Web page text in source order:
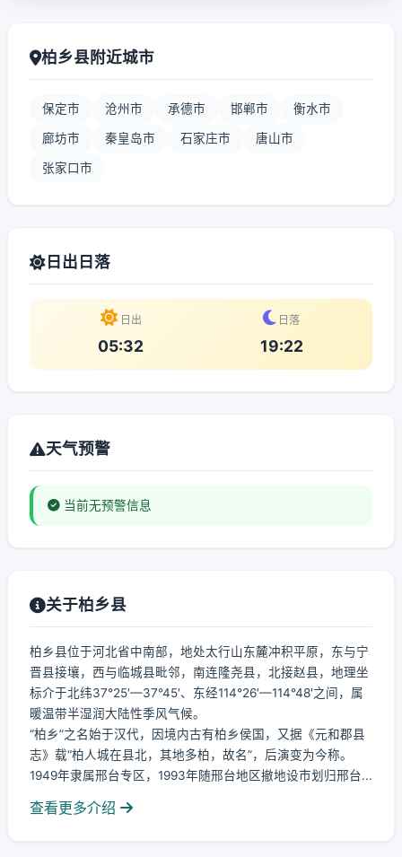
柏乡县附近城市
保定市 沧州市 承德市 邯郸市 衡水市
廊坊市 秦皇岛市 石家庄市 唐山市
张家口市
日出日落
日出
05:32
日落
19:22
天气预警
当前无预警信息
关于柏乡县
柏乡县位于河北省中南部，地处太行山东麓冲积平原，东与宁
晋县接壤，西与临城县毗邻，南连隆尧县，北接赵县，地理坐
标介于北纬37°25′—37°45′、东经114°26′—114°48′之间，属
暖温带半湿润大陆性季风气候。
“柏乡”之名始于汉代，因境内古有柏乡侯国，又据《元和郡县
志》载“柏人城在县北，其地多柏，故名”，后演变为今称。
1949年隶属邢台专区，1993年随邢台地区撤地设市划归邢台...
查看更多介绍